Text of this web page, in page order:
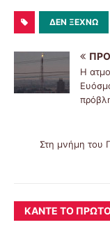
ΔΕΝ ΞΕΧΝΩ
Η
Στη μνήμη του
ΚΆΝΤΕ ΤΟ